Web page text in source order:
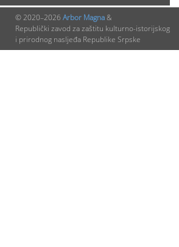
RS: DA
© 2020–2026 Arbor Magna&
Republički zavod za zaštitu kulturno-istorijskog
i prirodnog nasljeđa Republike Srpske